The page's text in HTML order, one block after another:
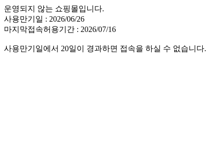
운영되지 않는 쇼핑몰입니다.
사용만기일 : 2026/06/26
마지막접속허용기간 : 2026/07/16
사용만기일에서 20일이 경과하면 접속을 하실 수 없습니다.